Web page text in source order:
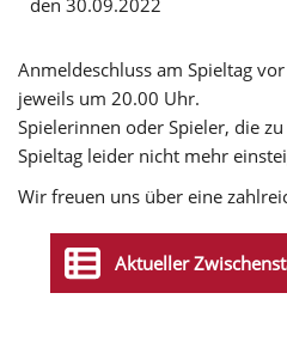
den 30.09.2022
Anmeldeschluss am Spieltag
jeweils um 20.00 Uhr.
Spielerinnen oder Spieler, die
Spieltag leider nicht mehr
Wir freuen uns über eine
Aktueller